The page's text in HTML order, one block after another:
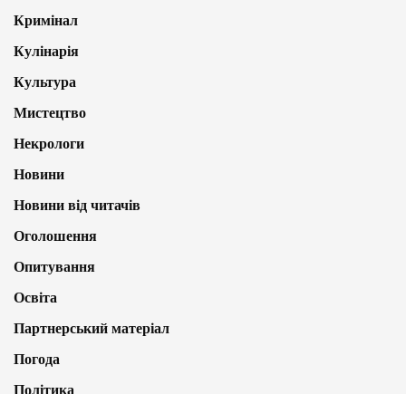
Кримінал
Кулінарія
Культура
Мистецтво
Некрологи
Новини
Новини від читачів
Оголошення
Опитування
Освіта
Партнерський матеріал
Погода
Політика